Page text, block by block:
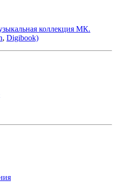
коллекция МК.
, Digibook)